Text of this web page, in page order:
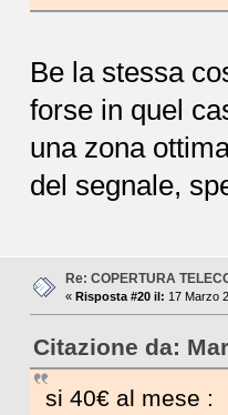
Be la stessa
forse in quel
una zona
del segnale,
Re: COPERTURA
« Risposta #20 il: 17 Marzo
Citazione da:
si 40€ al mese :